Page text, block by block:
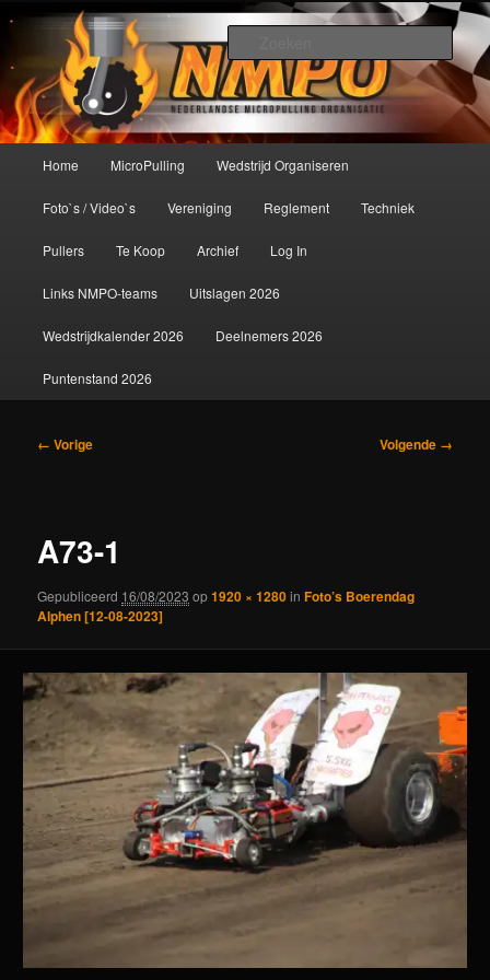
primaire
inhoudNederlandse MicroPulling
Organisatie
De meest krachtige modelbouwsport ter wereld!
Home MicroPulling Wedstrijd Organiseren
Foto`s / Video`s Vereniging Reglement Techniek
Pullers Te Koop Archief Log In
Links NMPO-teams Uitslagen 2026
Wedstrijdkalender 2026 Deelnemers 2026
Puntenstand 2026
Afbeeldingsnavigatie
← Vorige Volgende →
A73-1
Gepubliceerd 16/08/2023 op1920 × 1280inFoto’s Boerendag
Alphen [12-08-2023]